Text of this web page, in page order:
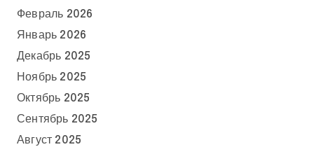
Февраль 2026
Январь 2026
Декабрь 2025
Ноябрь 2025
Октябрь 2025
Сентябрь 2025
Август 2025